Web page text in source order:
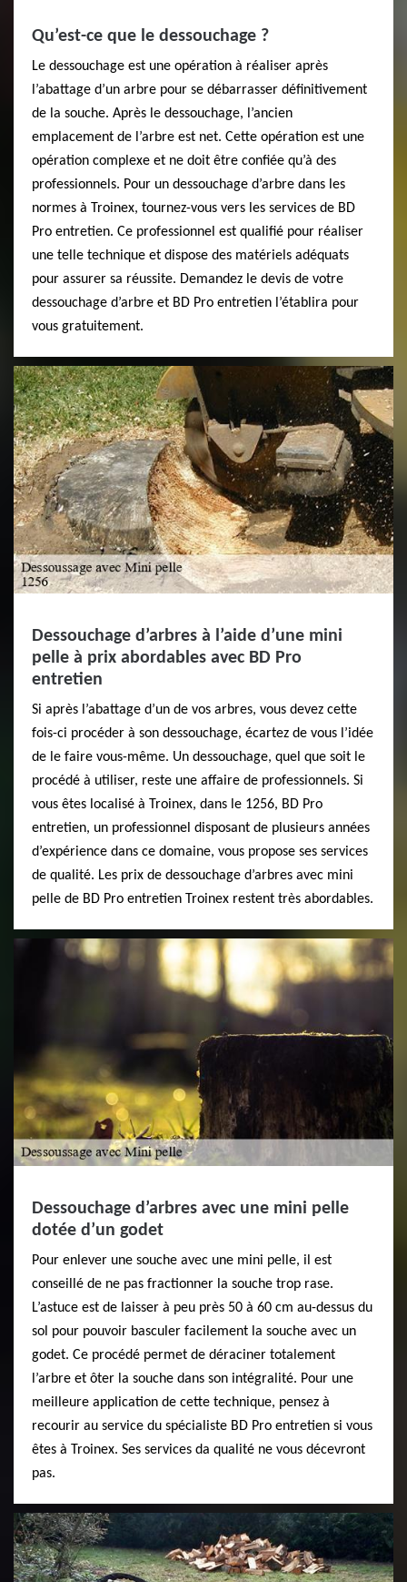
Qu’est-ce que le dessouchage ?
Le dessouchage est une opération à réaliser après
l’abattage d’un arbre pour se débarrasser définitivement
de la souche. Après le dessouchage, l’ancien
emplacement de l’arbre est net. Cette opération est une
opération complexe et ne doit être confiée qu’à des
professionnels. Pour un dessouchage d’arbre dans les
normes à Troinex, tournez-vous vers les services de BD
Pro entretien. Ce professionnel est qualifié pour réaliser
une telle technique et dispose des matériels adéquats
pour assurer sa réussite. Demandez le devis de votre
dessouchage d’arbre et BD Pro entretien l’établira pour
vous gratuitement.
Dessouchage d’arbres à l’aide d’une mini
pelle à prix abordables avec BD Pro
entretien
Si après l’abattage d’un de vos arbres, vous devez cette
fois-ci procéder à son dessouchage, écartez de vous l’idée
de le faire vous-même. Un dessouchage, quel que soit le
procédé à utiliser, reste une affaire de professionnels. Si
vous êtes localisé à Troinex, dans le 1256, BD Pro
entretien, un professionnel disposant de plusieurs années
d’expérience dans ce domaine, vous propose ses services
de qualité. Les prix de dessouchage d’arbres avec mini
pelle de BD Pro entretien Troinex restent très abordables.
Dessouchage d’arbres avec une mini pelle
dotée d’un godet
Pour enlever une souche avec une mini pelle, il est
conseillé de ne pas fractionner la souche trop rase.
L’astuce est de laisser à peu près 50 à 60 cm au-dessus du
sol pour pouvoir basculer facilement la souche avec un
godet. Ce procédé permet de déraciner totalement
l’arbre et ôter la souche dans son intégralité. Pour une
meilleure application de cette technique, pensez à
recourir au service du spécialiste BD Pro entretien si vous
êtes à Troinex. Ses services da qualité ne vous décevront
pas.